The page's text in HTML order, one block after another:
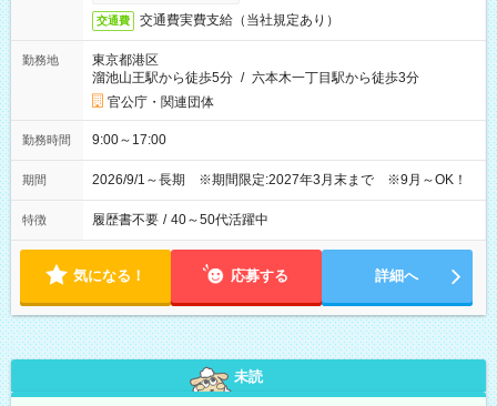
交通費 交通費実費支給（当社規定あり）
勤務地
東京都港区
溜池山王駅から徒歩5分 / 六本木一丁目駅から徒歩3分
官公庁・関連団体
勤務時間 9:00～17:00
期間 2026/9/1～長期 ※期間限定:2027年3月末まで ※9月～OK！
特徴 履歴書不要 / 40～50代活躍中
気になる！ 応募する 詳細へ
未読